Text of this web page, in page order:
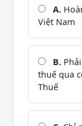
A.
Việt Nam
B.
thuế qua
Thuế